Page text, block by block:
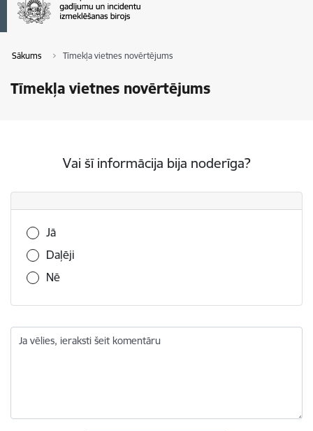
Sākums Tīmekļa vietnes novērtējums
Tīmekļa vietnes novērtējums
Vai šī informācija bija noderīga?
Vai šī informācija bija noderīga?
Jā
Daļēji
Nē
Ja vēlies, ieraksti šeit komentāru